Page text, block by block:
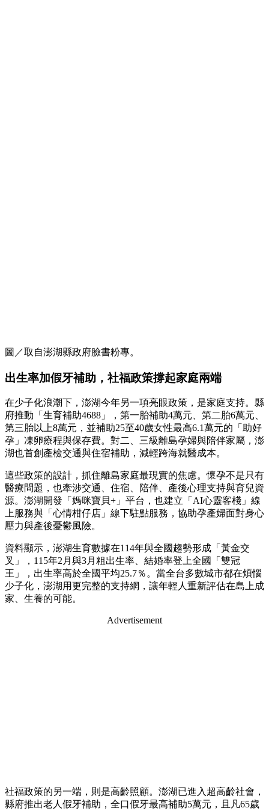
圖／取自澎湖縣政府臉書粉專。
出生率加假牙補助，社福政策撐起家庭兩端
在少子化浪潮下，澎湖今年另一項亮眼政策，是家庭支持。縣
府推動「生育補助4688」，第一胎補助4萬元、第二胎6萬元、
第三胎以上8萬元，並補助25至40歲女性最高6.1萬元的「助好
孕」凍卵療程與保存費。對二、三級離島孕婦與陪伴家屬，澎
湖也首創產檢交通與住宿補助，減輕跨海就醫成本。
這些政策的設計，抓住離島家庭最現實的焦慮。懷孕不是只有
醫療問題，也牽涉交通、住宿、陪伴、產後心理支持與育兒資
源。澎湖開發「媽咪寶貝+」平台，也建立「AI心靈客棧」線
上服務與「心情柑仔店」線下駐點服務，協助孕產婦面對身心
壓力與產後憂鬱風險。
資料顯示，澎湖生育數據在114年與全國趨勢形成「黃金交
叉」，115年2月與3月粗出生率、結婚率登上全國「雙冠
王」，出生率高於全國平均25.7％。當全台多數城市都在煩惱
少子化，澎湖用更完整的支持網，讓年輕人重新評估在島上成
家、生養的可能。
Advertisement
社福政策的另一端，則是高齡照顧。澎湖已進入超高齡社會，
縣府推出老人假牙補助，全口假牙最高補助5萬元，且凡65歲